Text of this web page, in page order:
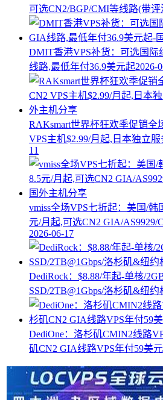
可选CN2/BGP/CMI等线路(带评
DMIT香港VPS补货：可选国际
线路,最低年付36.9美元起2026-
RAKsmart世界杯狂欢季促销全
VPS主机$2.99/月起,日本独立
11
vmiss全场VPS七折起：美国/韩
元/月起,可选CN2 GIA/AS9929/
2026-06-17
DediRock：$8.88/年起-单核/
SSD/2TB@1Gbps/洛杉矶&纽约
DediOne：洛杉矶CMIN2线路
矶CN2 GIA线路VPS年付59美